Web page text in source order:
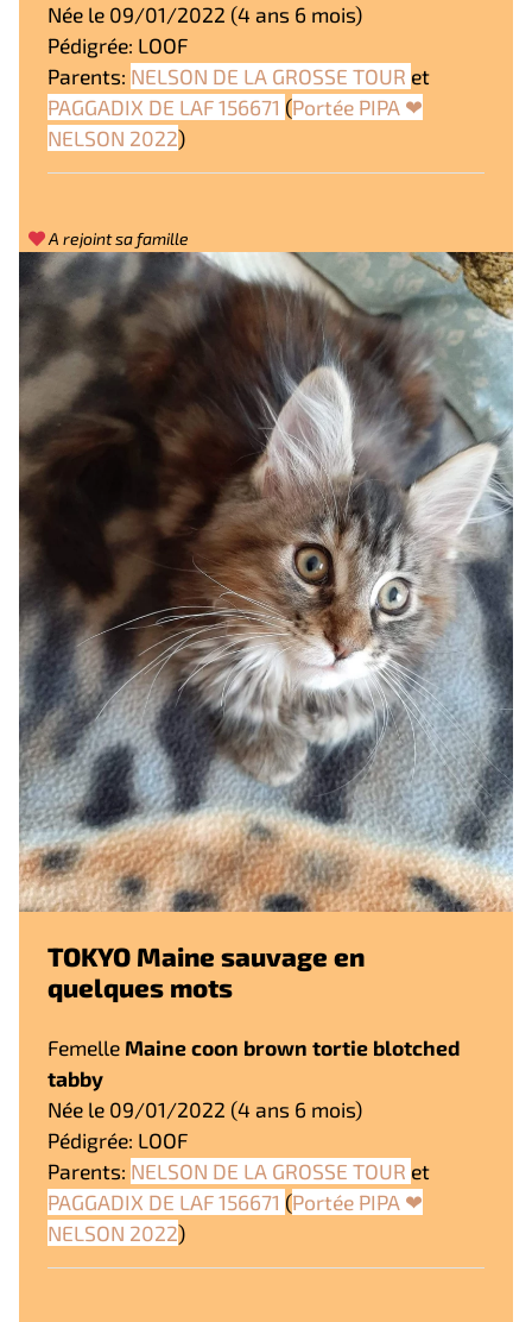
Née le 09/01/2022 (4 ans 6 mois)
Pédigrée: LOOF
Parents: NELSON DE LA GROSSE TOUR et
PAGGADIX DE LAF 156671 (Portée PIPA ❤
NELSON 2022)
A rejoint sa famille
TOKYO Maine sauvage en
quelques mots
Femelle Maine coon brown tortie blotched
tabby
Née le 09/01/2022 (4 ans 6 mois)
Pédigrée: LOOF
Parents: NELSON DE LA GROSSE TOUR et
PAGGADIX DE LAF 156671 (Portée PIPA ❤
NELSON 2022)